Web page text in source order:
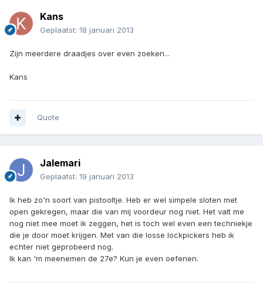
Kans
Geplaatst: 18 januari 2013
Zijn meerdere draadjes over even zoeken...
Kans
Quote
Jalemari
Geplaatst: 19 januari 2013
Ik heb zo'n soort van pistooltje. Heb er wel simpele sloten met
open gekregen, maar die van mij voordeur nog niet. Het valt me
nog niet mee moet ik zeggen, het is toch wel even een techniekje
die je door moet krijgen. Met van die losse lockpickers heb ik
echter niet geprobeerd nog.
Ik kan 'm meenemen de 27e? Kun je even oefenen.